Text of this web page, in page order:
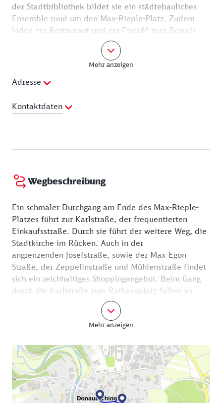
der Stadtbibliothek bildet sie ein städtebauliches
Ensemble rund um den Max-​Rieple-​​​​​Platz. Zudem
laden ein Restaurant und ein Eiscafé zum Besuch
ein. In der städtischen Galerie im Turm werden auf
zwei Etagen des lichtdurchfluteten Baus wechselnde
Ausstellungen präsentiert. Pro Jahr werden bis zu
drei Ausstellungen mit zeitgenössischer Kunst –
Bilder, Skulpturen, Installationen – von baden-​​​​​​
württembergischen Künstlern gezeigt. In einem der
angrenzenden historischen Häuser erwartet die
Mehr anzeigen
Adresse
Kontaktdaten
Webseite:http://www.donaueschingen.de
Wegbeschreibung
Ein schmaler Durchgang am Ende des Max-Rieple-
Platzes führt zur Karlstraße, der frequentierten
Einkaufsstraße. Durch sie führt der weitere Weg, die
Stadtkirche im Rücken. Auch in der
angrenzenden Josefstraße, sowie der Max-Egon-
Straße, der Zeppelinstraße und Mühlenstraße findet
sich ein reichhaltiges Shoppingangebot. Beim Gang
durch die Karlstraße zum Rathausplatz fallen an
einigen Gebäuden Jugendstilelemente
Balkone mit Blumenornamenten, schmale Fenster
Die Häuser wurden nach einem Stadtbrand 1908
nach der damaligen Mode im Jugendstil wieder
aufgebaut.
Eine Sehenswürdigkeit vor der Karlstraße 41 ist der
Mehr anzeigen